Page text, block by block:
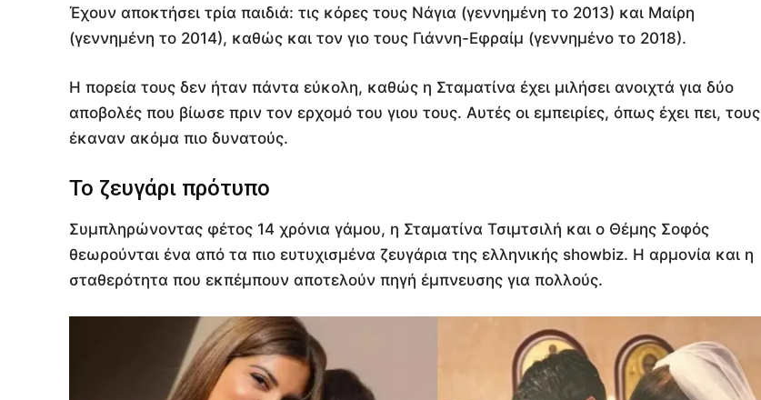
Έχουν αποκτήσει τρία παιδιά: τις κόρες τους Νάγια (γεννημένη το 2013) και Μαίρη
(γεννημένη το 2014), καθώς και τον γιο τους Γιάννη-Εφραίμ (γεννημένο το 2018).
Η πορεία τους δεν ήταν πάντα εύκολη, καθώς η Σταματίνα έχει μιλήσει ανοιχτά για δύο
αποβολές που βίωσε πριν τον ερχομό του γιου τους. Αυτές οι εμπειρίες, όπως έχει πει, τους
έκαναν ακόμα πιο δυνατούς.
Το ζευγάρι πρότυπο
Συμπληρώνοντας φέτος 14 χρόνια γάμου, η Σταματίνα Τσιμτσιλή και ο Θέμης Σοφός
θεωρούνται ένα από τα πιο ευτυχισμένα ζευγάρια της ελληνικής showbiz. Η αρμονία και η
σταθερότητα που εκπέμπουν αποτελούν πηγή έμπνευσης για πολλούς.